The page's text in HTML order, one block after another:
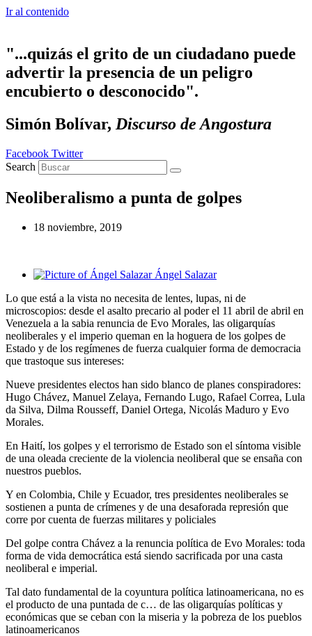
Ir al contenido
"...quizás el grito de un ciudadano puede
advertir la presencia de un peligro
encubierto o desconocido".
Simón Bolívar, Discurso de Angostura
Facebook Twitter
Search
Neoliberalismo a punta de golpes
18 noviembre, 2019
Ángel Salazar
Lo que está a la vista no necesita de lentes, lupas, ni de
microscopios: desde el asalto precario al poder el 11 abril de abril en
Venezuela a la sabia renuncia de Evo Morales, las oligarquías
neoliberales y el imperio queman en la hoguera de los golpes de
Estado y de los regímenes de fuerza cualquier forma de democracia
que trastoque sus intereses:
Nueve presidentes electos han sido blanco de planes conspiradores:
Hugo Chávez, Manuel Zelaya, Fernando Lugo, Rafael Correa, Lula
da Silva, Dilma Rousseff, Daniel Ortega, Nicolás Maduro y Evo
Morales.
En Haití, los golpes y el terrorismo de Estado son el síntoma visible
de una oleada creciente de la violencia neoliberal que se ensaña con
nuestros pueblos.
Y en Colombia, Chile y Ecuador, tres presidentes neoliberales se
sostienen a punta de crímenes y de una desaforada represión que
corre por cuenta de fuerzas militares y policiales
Del golpe contra Chávez a la renuncia política de Evo Morales: toda
forma de vida democrática está siendo sacrificada por una casta
neoliberal e imperial.
Tal dato fundamental de la coyuntura política latinoamericana, no es
el producto de una puntada de c… de las oligarquías políticas y
económicas que se ceban con la miseria y la pobreza de los pueblos
latinoamericanos